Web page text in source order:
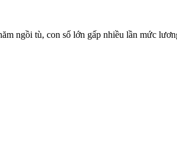
ngồi tù, con số lớn gấp nhiều lần mức